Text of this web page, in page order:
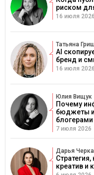
риском
16 июля 2026
Татьяна
AI
бренд и
16 июля 2026
Юлия Вищук
Почему
бюджеты и
7 июля 2026
Дарья
креатив и